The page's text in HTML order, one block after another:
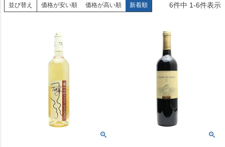
並び替え 価格が安い順 価格が高い順 新着順 6件中 1-6件表示